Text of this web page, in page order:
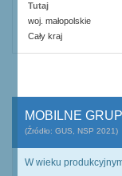
Tutaj
woj. małopolskie
Cały kraj
MOBILNE
(Źródło: GUS, NSP 2021)
W wieku